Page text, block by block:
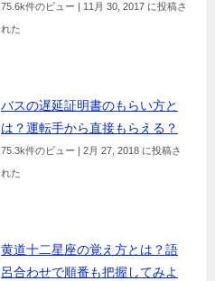
75.6k件のビュー 11月 30, 2017 に投稿さ
れた
バスの遅延証明書のもらい方と
は？運転手から直接もらえる？
75.3k件のビュー 2月 27, 2018 に投稿さ
れた
黄道十二星座の覚え方とは？語
呂合わせで順番も把握してみよ